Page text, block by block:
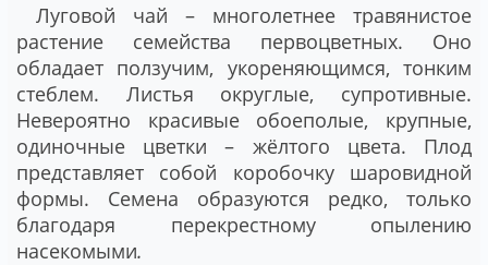
Луговой чай – многолетнее травянистое
растение семейства первоцветных. Оно
обладает ползучим, укореняющимся, тонким
стеблем. Листья округлые, супротивные.
Невероятно красивые обоеполые, крупные,
одиночные цветки – жёлтого цвета. Плод
представляет собой коробочку шаровидной
формы. Семена образуются редко, только
благодаря перекрестному опылению
насекомыми.